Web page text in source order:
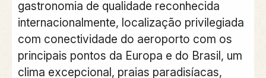
gastronomia de qualidade reconhecida
internacionalmente, localização privilegiada
com conectividade do aeroporto com os
principais pontos da Europa e do Brasil, um
clima excepcional, praias paradisíacas,